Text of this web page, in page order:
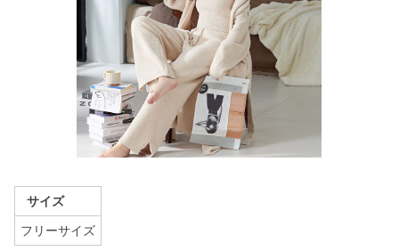
サイズ
フリーサイズ